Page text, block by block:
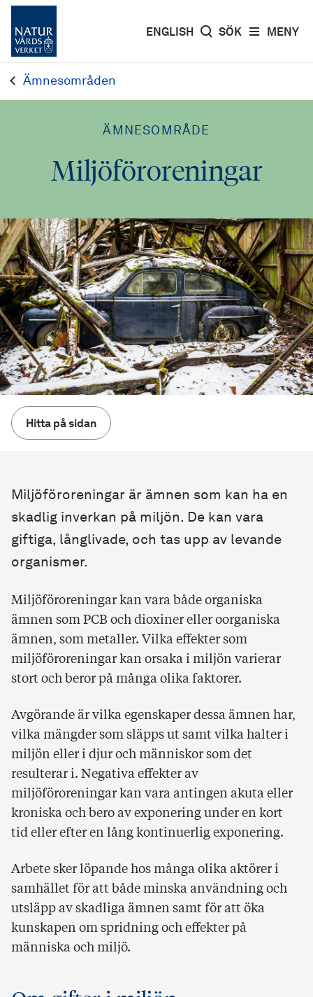
MENY
ENGLISH SÖK
Ämnesområden
ÄMNESOMRÅDE
Miljöföroreningar
Hitta på sidan
Miljöföroreningar är ämnen som kan ha en
skadlig inverkan på miljön. De kan vara
giftiga, långlivade, och tas upp av levande
organismer.
Miljöföroreningar kan vara både organiska
ämnen som PCB och dioxiner eller oorganiska
ämnen, som metaller. Vilka effekter som
miljöföroreningar kan orsaka i miljön varierar
stort och beror på många olika faktorer.
Avgörande är vilka egenskaper dessa ämnen har,
vilka mängder som släpps ut samt vilka halter i
miljön eller i djur och människor som det
resulterar i. Negativa effekter av
miljöföroreningar kan vara antingen akuta eller
kroniska och bero av exponering under en kort
tid eller efter en lång kontinuerlig exponering.
Arbete sker löpande hos många olika aktörer i
samhället för att både minska användning och
utsläpp av skadliga ämnen samt för att öka
kunskapen om spridning och effekter på
människa och miljö.